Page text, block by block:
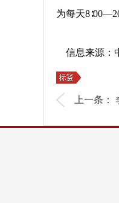
为每天
信息来源：
上一条：